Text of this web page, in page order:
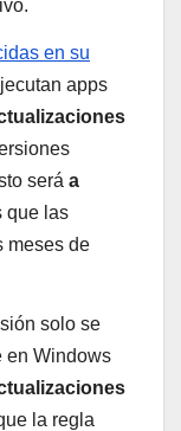
en su
apps
será a
que las
meses de
solo se
en Windows
la regla